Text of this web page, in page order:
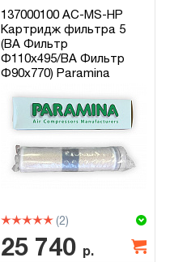
137000100 AC-MS-HP
Картридж фильтра 5
(BA Фильтр
Φ110x495/BA Фильтр
Φ90x770) Paramina
(2)
25 740 р.